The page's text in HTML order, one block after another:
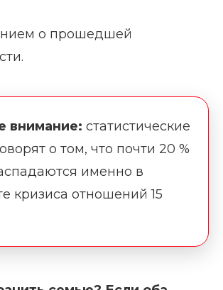
о прошедшей
внимание: статистические
о том, что почти 20 %
именно в
кризиса отношений 15